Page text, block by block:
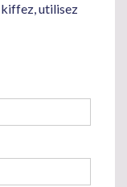
kiffez, utilisez